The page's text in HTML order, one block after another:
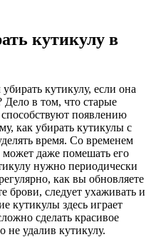
кутикулу в
кутикулу, если она
в том, что старые
появлению
как убирать кутикулы с
время. Со временем
может даже помешать его
нужно периодически
как вы обновляете
брови, следует ухаживать и
кутикулы здесь играет
сделать красивое
не удалив кутикулу.